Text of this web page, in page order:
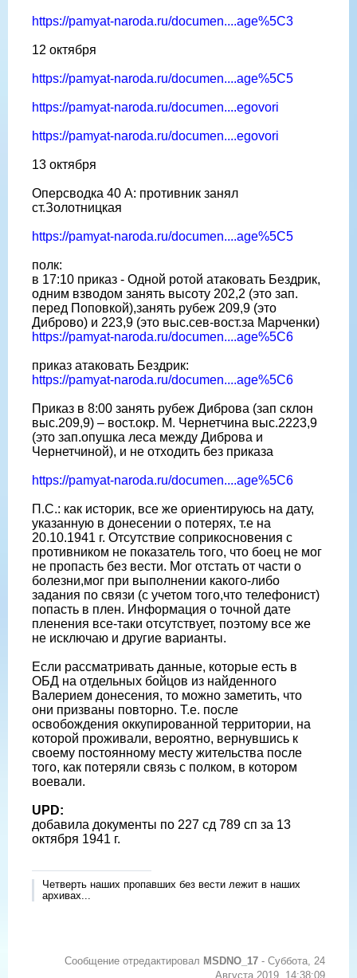
https://pamyat-naroda.ru/documen....age%5C3
12 октября
https://pamyat-naroda.ru/documen....age%5C5
https://pamyat-naroda.ru/documen....egovori
https://pamyat-naroda.ru/documen....egovori
13 октября
Оперсводка 40 А: противник занял
ст.Золотницкая
https://pamyat-naroda.ru/documen....age%5C5
полк:
в 17:10 приказ - Одной ротой атаковать Бездрик,
одним взводом занять высоту 202,2 (это зап.
перед Поповкой),занять рубеж 209,9 (это
Диброво) и 223,9 (это выс.сев-вост.за Марченки)
https://pamyat-naroda.ru/documen....age%5C6
приказ атаковать Бездрик:
https://pamyat-naroda.ru/documen....age%5C6
Приказ в 8:00 занять рубеж Диброва (зап склон
выс.209,9) – вост.окр. М. Чернетчина выс.2223,9
(это зап.опушка леса между Диброва и
Чернетчиной), и не отходить без приказа
https://pamyat-naroda.ru/documen....age%5C6
П.С.: как историк, все же ориентируюсь на дату,
указанную в донесении о потерях, т.е на
20.10.1941 г. Отсутствие соприкосновения с
противником не показатель того, что боец не мог
не пропасть без вести. Мог отстать от части о
болезни,мог при выполнении какого-либо
задания по связи (с учетом того,что телефонист)
попасть в плен. Информация о точной дате
пленения все-таки отсутствует, поэтому все же
не исключаю и другие варианты.
Если рассматривать данные, которые есть в
ОБД на отдельных бойцов из найденного
Валерием донесения, то можно заметить, что
они призваны повторно. Т.е. после
освобождения оккупированной территории, на
которой проживали, вероятно, вернувшись к
своему постоянному месту жительства после
того, как потеряли связь с полком, в котором
воевали.
UPD:
добавила документы по 227 сд 789 сп за 13
октября 1941 г.
Четверть наших пропавших без вести лежит в наших
архивах...
Сообщение отредактировал MSDNO_17 - Суббота, 24
Августа 2019, 14:38:09